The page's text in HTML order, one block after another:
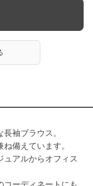
袖ブラウス。
備えています。
ュアルからオフィス